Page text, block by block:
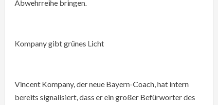
Abwehrreihe bringen.
Kompany gibt grünes Licht
Vincent Kompany, der neue Bayern-Coach, hat intern
bereits signalisiert, dass er ein großer Befürworter des